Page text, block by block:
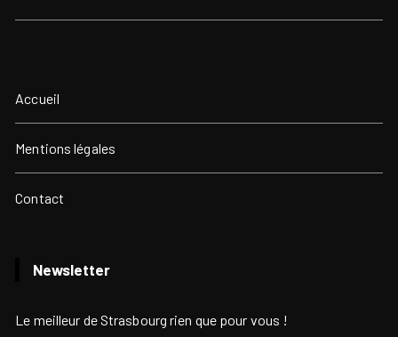
Accueil
Mentions légales
Contact
Newsletter
Le meilleur de Strasbourg rien que pour vous !